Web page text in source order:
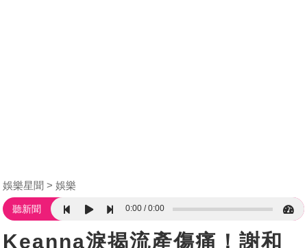
娛樂星聞 娛樂
聽新聞 0:00 0:00
Keanna淚揭流產傷痛！謝和